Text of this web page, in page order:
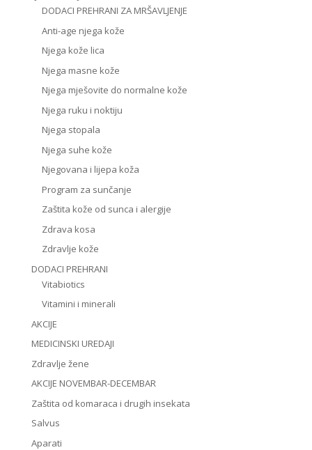
DODACI PREHRANI ZA MRŠAVLJENJE
Anti-age njega kože
Njega kože lica
Njega masne kože
Njega mješovite do normalne kože
Njega ruku i noktiju
Njega stopala
Njega suhe kože
Njegovana i lijepa koža
Program za sunčanje
Zaštita kože od sunca i alergije
Zdrava kosa
Zdravlje kože
DODACI PREHRANI
Vitabiotics
Vitamini i minerali
AKCIJE
MEDICINSKI UREDAJI
Zdravlje žene
AKCIJE NOVEMBAR-DECEMBAR
Zaštita od komaraca i drugih insekata
Salvus
Aparati